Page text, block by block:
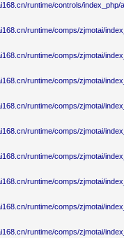
runtime/controls/
runtime/comps/zjmotai/
runtime/comps/zjmotai/
runtime/comps/zjmotai/
runtime/comps/zjmotai/
runtime/comps/zjmotai/
runtime/comps/zjmotai/
runtime/comps/zjmotai/
runtime/comps/zjmotai/
runtime/comps/zjmotai/